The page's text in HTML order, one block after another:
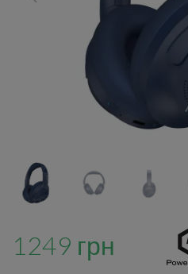
1249 грн